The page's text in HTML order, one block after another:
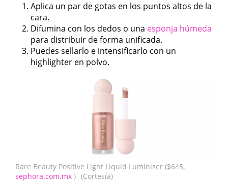
Aplica un par de gotas en los puntos altos de la
cara.
Difumina con los dedos o una esponja húmeda
para distribuir de forma unificada.
Puedes sellarlo e intensificarlo con un
highlighter en polvo.
Rare Beauty Positive Light Liquid Luminizer ($645,
sephora.com.mx ) (Cortesía)